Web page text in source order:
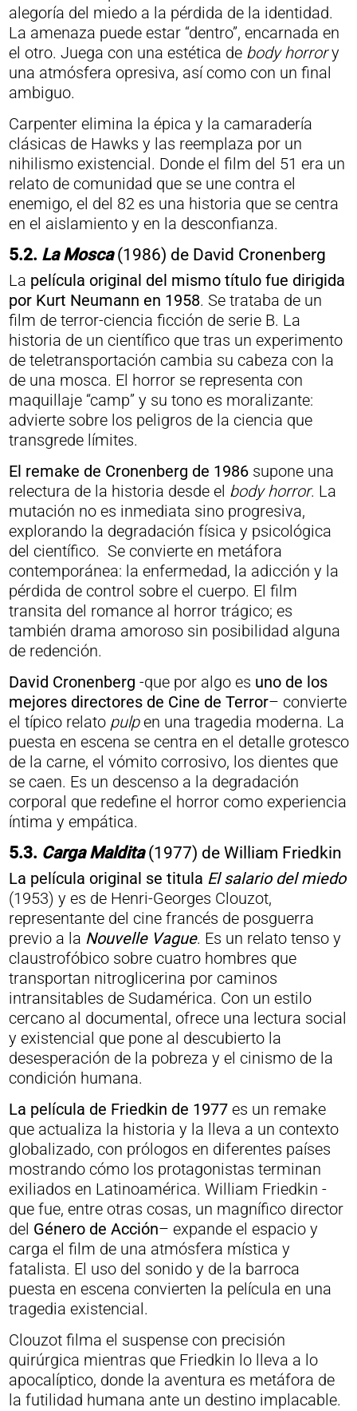
alegoría del miedo a la pérdida de la identidad.
La amenaza puede estar “dentro”, encarnada en
el otro. Juega con una estética de body horrory
una atmósfera opresiva, así como con un final
ambiguo.
Carpenter elimina la épica y la camaradería
clásicas de Hawks y las reemplaza por un
nihilismo existencial. Donde el film del 51 era un
relato de comunidad que se une contra el
enemigo, el del 82 es una historia que se centra
en el aislamiento y en la desconfianza.
5.2. La Mosca (1986) de David Cronenberg
La película original del mismo título fue dirigida
por Kurt Neumann en 1958. Se trataba de un
film de terror-ciencia ficción de serie B. La
historia de un científico que tras un experimento
de teletransportación cambia su cabeza con la
de una mosca. El horror se representa con
maquillaje “camp” y su tono es moralizante:
advierte sobre los peligros de la ciencia que
transgrede límites.
El remake de Cronenberg de 1986supone una
relectura de la historia desde el body horror. La
mutación no es inmediata sino progresiva,
explorando la degradación física y psicológica
del científico. Se convierte en metáfora
contemporánea: la enfermedad, la adicción y la
pérdida de control sobre el cuerpo. El film
transita del romance al horror trágico; es
también drama amoroso sin posibilidad alguna
de redención.
David Cronenberg -que por algo es uno de los
mejores directores de Cine de Terror– convierte
el típico relatopulpen una tragedia moderna. La
puesta en escena se centra en el detalle grotesco
de la carne, el vómito corrosivo, los dientes que
se caen. Es un descenso a la degradación
corporal que redefine el horror como experiencia
íntima y empática.
5.3. Carga Maldita (1977) de William Friedkin
La película original se titula El salario del miedo
(1953) y es de Henri-Georges Clouzot,
representante del cine francés de posguerra
previo a la Nouvelle Vague. Es un relato tenso y
claustrofóbico sobre cuatro hombres que
transportan nitroglicerina por caminos
intransitables de Sudamérica. Con un estilo
cercano al documental, ofrece una lectura social
y existencial que pone al descubierto la
desesperación de la pobreza y el cinismo de la
condición humana.
La película de Friedkin de 1977es un remake
que actualiza la historia y la lleva a un contexto
globalizado, con prólogos en diferentes países
mostrando cómo los protagonistas terminan
exiliados en Latinoamérica. William Friedkin -
que fue, entre otras cosas, un magnífico director
del Género de Acción– expande el espacio y
carga el film de una atmósfera mística y
fatalista. El uso del sonido y de la barroca
puesta en escena convierten la película en una
tragedia existencial.
Clouzot filma el suspense con precisión
quirúrgica mientras que Friedkin lo lleva a lo
apocalíptico, donde la aventura es metáfora de
la futilidad humana ante un destino implacable.